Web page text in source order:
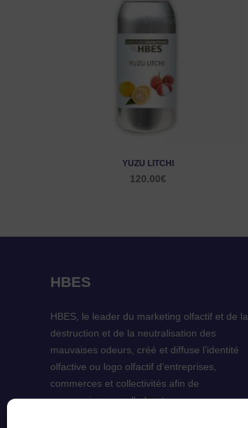
YUZU LITCHI
120.00€
HBES
HBES, le leader du marketing olfactif et de la
destruction et de la neutralisation des
mauvaises odeurs, créé et diffuse l’identité
olfactive ou logo olfactif d’entreprises,
commerces et collectivités afin de
communiquer par l’odorat.